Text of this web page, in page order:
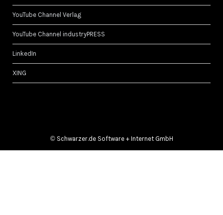
YouTube Channel Verlag
YouTube Channel industryPRESS
LinkedIn
XING
© Schwarzer.de Software + Internet GmbH